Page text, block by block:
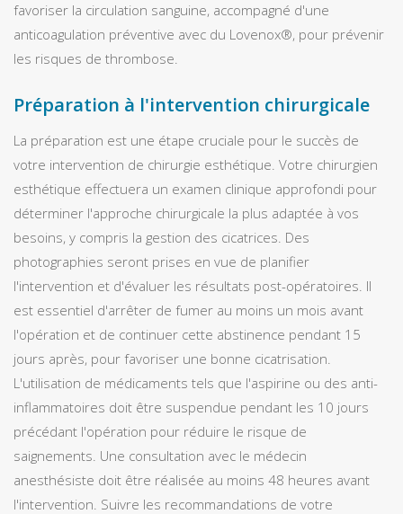
favoriser la circulation sanguine, accompagné d'une
anticoagulation préventive avec du Lovenox®, pour prévenir
les risques de thrombose.
Préparation à l'intervention chirurgicale
La préparation est une étape cruciale pour le succès de
votre intervention de chirurgie esthétique. Votre chirurgien
esthétique effectuera un examen clinique approfondi pour
déterminer l'approche chirurgicale la plus adaptée à vos
besoins, y compris la gestion des cicatrices. Des
photographies seront prises en vue de planifier
l'intervention et d'évaluer les résultats post-opératoires. Il
est essentiel d'arrêter de fumer au moins un mois avant
l'opération et de continuer cette abstinence pendant 15
jours après, pour favoriser une bonne cicatrisation.
L'utilisation de médicaments tels que l'aspirine ou des anti-
inflammatoires doit être suspendue pendant les 10 jours
précédant l'opération pour réduire le risque de
saignements. Une consultation avec le médecin
anesthésiste doit être réalisée au moins 48 heures avant
l'intervention. Suivre les recommandations de votre